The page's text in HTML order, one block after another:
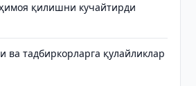
қилишни кучайтирди
ва тадбиркорларга қулайликлар